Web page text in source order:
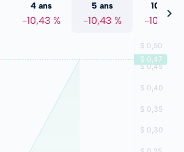
4 ans
-10,43 %
5 ans
-10,43 %
10 ans
-10,43 %